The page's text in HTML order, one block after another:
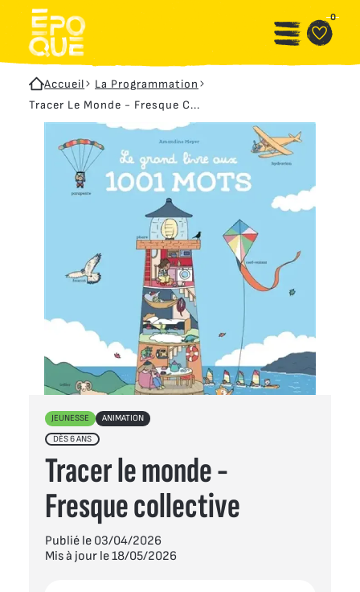
Aller au contenu principal 0
Accueil
La Programmation
Tracer Le Monde - Fresque C...
JEUNESSE ANIMATION
DÈS 6 ANS
Tracer le monde -
Fresque collective
Publié le 03/04/2026
Mis à jour le 18/05/2026
Panneau de gestion des cookies